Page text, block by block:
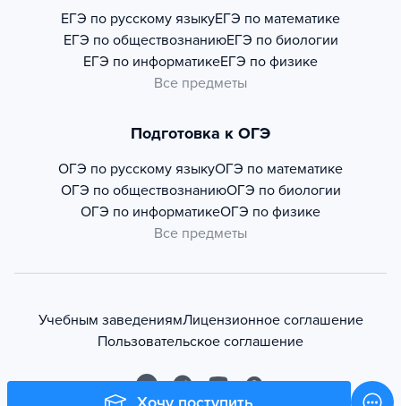
ЕГЭ по русскому языкуЕГЭ по математике
ЕГЭ по обществознаниюЕГЭ по биологии
ЕГЭ по информатикеЕГЭ по физике
Все предметы
Подготовка к ОГЭ
ОГЭ по русскому языкуОГЭ по математике
ОГЭ по обществознаниюОГЭ по биологии
ОГЭ по информатикеОГЭ по физике
Все предметы
Учебным заведениямЛицензионное соглашение
Пользовательское соглашение